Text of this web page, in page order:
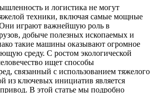
и логистика не могут
техники, включая самые мощные
играют важнейшую роль в
добыче полезных ископаемых и
такие машины оказывают огромное
среду. С ростом экологической
ищет способы
связанный с использованием тяжелого
из ключевых инициатив является
В этой статье мы подробно